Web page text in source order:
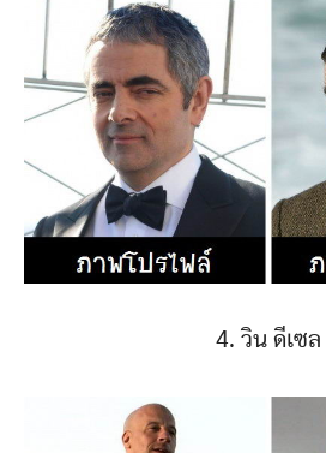
4. วิน ดีเซล